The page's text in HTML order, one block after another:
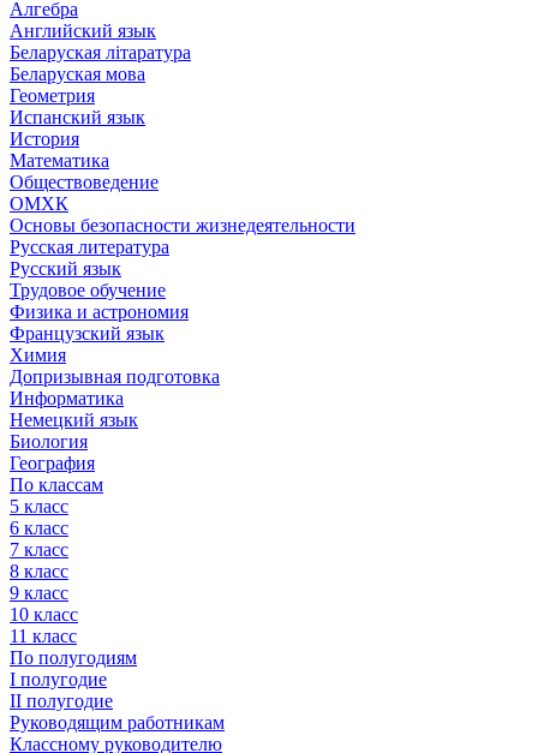
Алгебра
Английский язык
Беларуская літаратура
Беларуская мова
Геометрия
Испанский язык
История
Математика
Обществоведение
ОМХК
Основы безопасности жизнедеятельности
Русская литература
Русский язык
Трудовое обучение
Физика и астрономия
Французский язык
Химия
Допризывная подготовка
Информатика
Немецкий язык
Биология
География
По классам
5 класс
6 класс
7 класс
8 класс
9 класс
10 класс
11 класс
По полугодиям
I полугодие
II полугодие
Руководящим работникам
Классному руководителю